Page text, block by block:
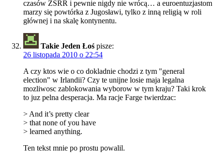
czasów ZSRR i pewnie nigdy nie wrócą… a euroentuzjastom
marzy się powtórka z Jugosławi, tylko z inną religią w roli
głównej i na skalę kontynentu.
Takie Jeden Łoś pisze:
26 listopada 2010 o 22:54
A czy ktos wie o co dokladnie chodzi z tym "general
election" w Irlandii? Czy te unijne losie maja legalna
mozliwosc zablokowania wyborow w tym kraju? Taki krok
to juz pelna desperacja. Ma racje Farge twierdzac:
> And it’s pretty clear
> that none of you have
> learned anything.
Ten tekst mnie po prostu powalil.